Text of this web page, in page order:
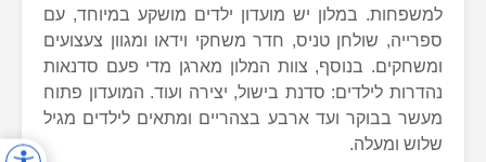
למשפחות. במלון יש מועדון ילדים מושקע במיוחד, עם
ספרייה, שולחן טניס, חדר משחקי וידאו ומגוון צעצועים
ומשחקים. בנוסף, צוות המלון מארגן מדי פעם סדנאות
נהדרות לילדים: סדנת בישול, יצירה ועוד. המועדון פתוח
מעשר בבוקר ועד ארבע בצהריים ומתאים לילדים מגיל
שלוש ומעלה.